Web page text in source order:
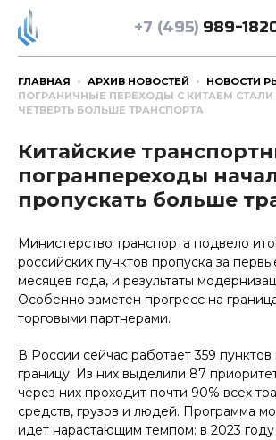
+7 (495) 989-
ГЛАВНАЯ АРХИВ НОВОСТЕЙ
НОВОСТИ
ПОГРАНИЧНЫЕ ПЕРЕХОДЫ С КИТАЕМ СТАЛИ
ЧЕТВЕРТЬ БОЛЬШЕ ТРАНСПОРТА
Китайские
погранпереходы
пропускать больше
Министерство транспорта подвело
российских пунктов пропуска за
месяцев года, и результаты
Особенно заметен прогресс на
торговыми партнерами.
В России сейчас работает 359 пунктов
границу. Из них выделили 87
через них проходит почти 90% всех
средств, грузов и людей. Программа
идет нарастающим темпом: в 2023